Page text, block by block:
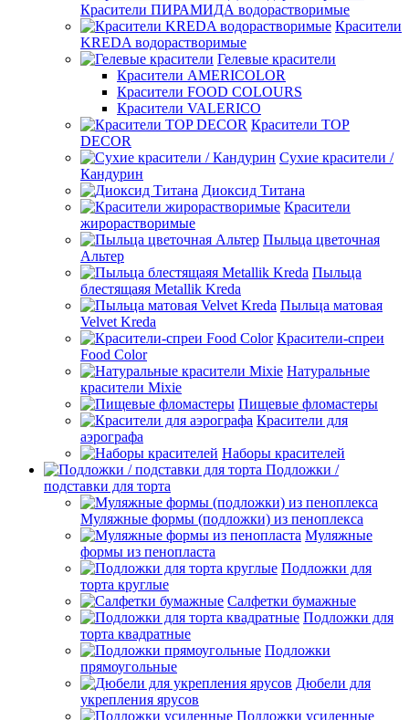
Красители ПИРАМИДА водорастворимые
Красители
KREDA водорастворимые
Гелевые красители
Красители AMERICOLOR
Красители FOOD COLOURS
Красители VALERICO
Красители TOP
DECOR
Сухие красители /
Кандурин
Диоксид Титана
Красители
жирорастворимые
Пыльца цветочная
Альтер
Пыльца
блестящаяя Metallik Kreda
Пыльца матовая
Velvet Kreda
Красители-спреи
Food Color
Натуральные
красители Mixie
Пищевые фломастеры
Красители для
аэрографа
Наборы красителей
Подложки /
подставки для торта
Муляжные формы (подложки) из пеноплекса
Муляжные
формы из пенопласта
Подложки для
торта круглые
Салфетки бумажные
Подложки для
торта квадратные
Подложки
прямоугольные
Дюбели для
укрепления ярусов
Подложки усиленные